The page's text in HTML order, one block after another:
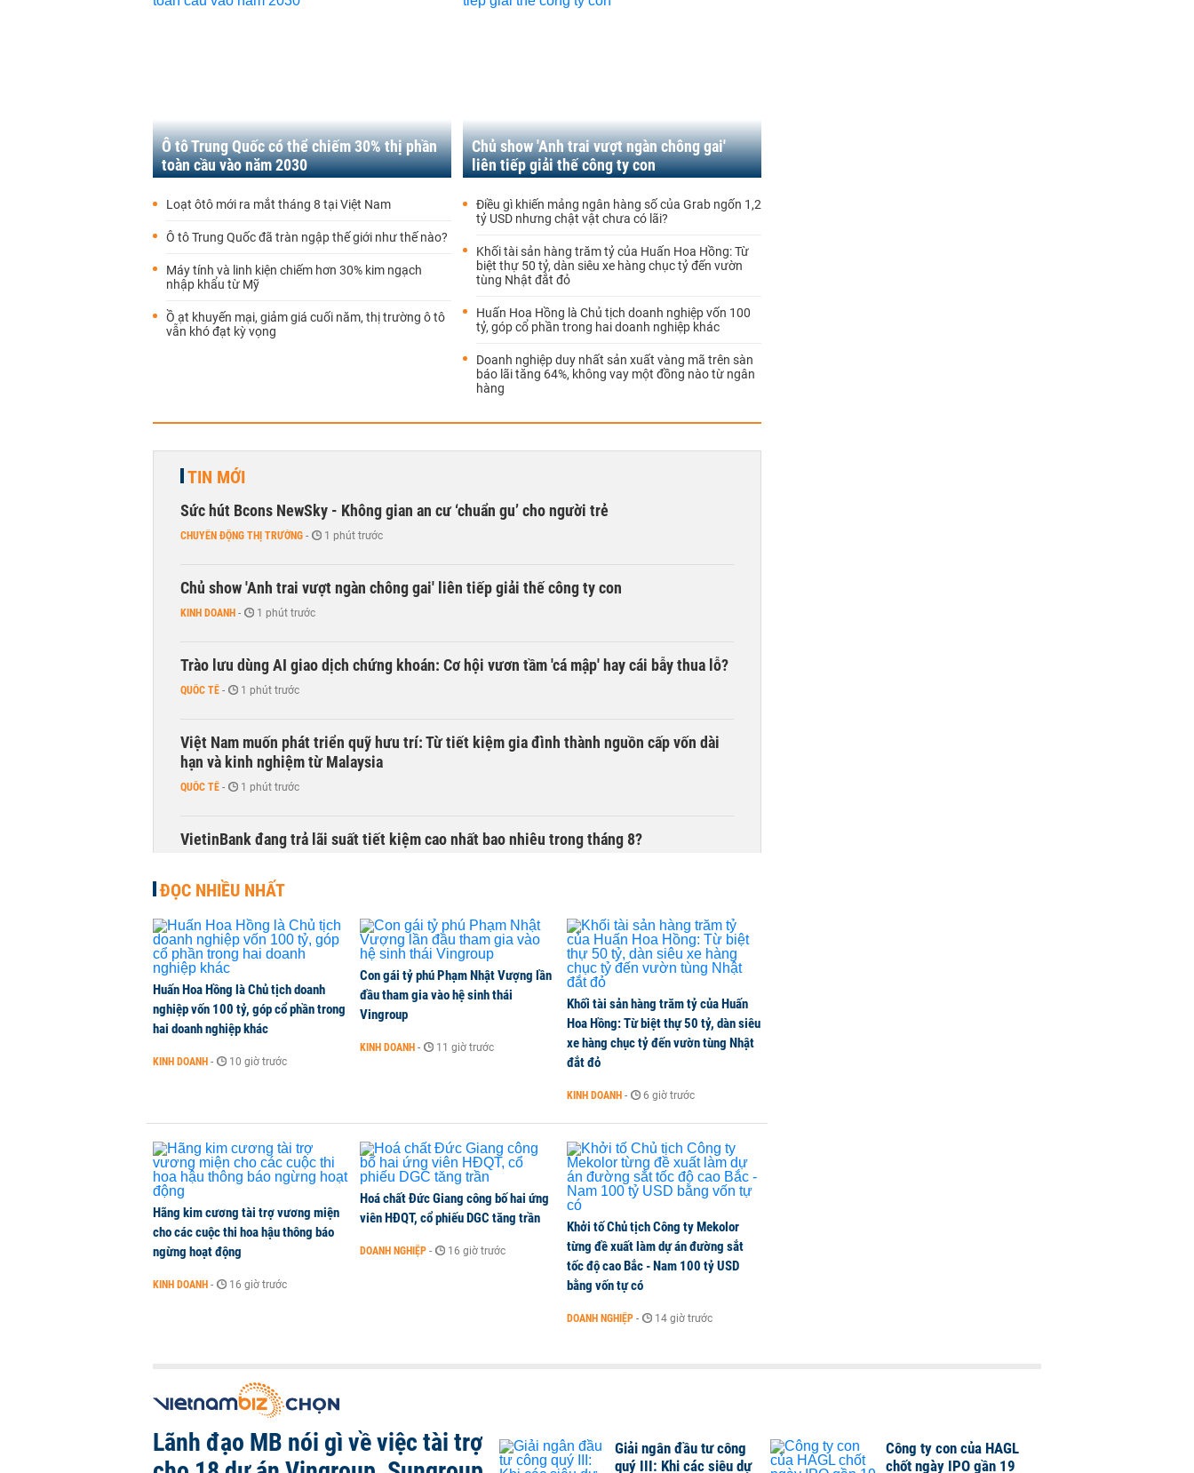
Ô tô Trung Quốc có thể chiếm 30% thị phần
toàn cầu vào năm 2030
Loạt ôtô mới ra mắt tháng 8 tại Việt Nam
Ô tô Trung Quốc đã tràn ngập thế giới như thế nào?
Máy tính và linh kiện chiếm hơn 30% kim ngạch
nhập khẩu từ Mỹ
Ồ ạt khuyến mại, giảm giá cuối năm, thị trường ô tô
vẫn khó đạt kỳ vọng
Chủ show 'Anh trai vượt ngàn chông gai'
liên tiếp giải thế công ty con
Điều gì khiến mảng ngân hàng số của Grab ngốn 1,2
tỷ USD nhưng chật vật chưa có lãi?
Khối tài sản hàng trăm tỷ của Huấn Hoa Hồng: Từ
biệt thự 50 tỷ, dàn siêu xe hàng chục tỷ đến vườn
tùng Nhật đắt đỏ
Huấn Hoa Hồng là Chủ tịch doanh nghiệp vốn 100
tỷ, góp cổ phần trong hai doanh nghiệp khác
Doanh nghiệp duy nhất sản xuất vàng mã trên sàn
báo lãi tăng 64%, không vay một đồng nào từ ngân
hàng
TIN MỚI
Sức hút Bcons NewSky - Không gian an cư ‘chuẩn gu’ cho người trẻ
CHUYỂN ĐỘNG THỊ TRƯỜNG - 1 phút trước
Chủ show 'Anh trai vượt ngàn chông gai' liên tiếp giải thế công ty con
KINH DOANH - 1 phút trước
Trào lưu dùng AI giao dịch chứng khoán: Cơ hội vươn tầm 'cá mập' hay cái bẫy thua lỗ?
QUỐC TẾ - 1 phút trước
Việt Nam muốn phát triển quỹ hưu trí: Từ tiết kiệm gia đình thành nguồn cấp vốn dài
hạn và kinh nghiệm từ Malaysia
QUỐC TẾ - 1 phút trước
VietinBank đang trả lãi suất tiết kiệm cao nhất bao nhiêu trong tháng 8?
Điều gì khiến mảng ngân hàng số của Grab ngốn 1,2 tỷ USD nhưng chật vật chưa có
lãi?
KINH DOANH 1 phút trước
Quy mô quỹ PYN Elite giảm hơn 2.100 tỷ đồng sau tháng 7 ‘tồi tệ’
CHỨNG KHOÁN
Phía sau một Đà Nẵng đáng sống: Điều gì đang tạo nên sức hút của đô thị biển?
ĐỌC NHIỀU NHẤT
Huấn Hoa Hồng là Chủ tịch doanh
nghiệp vốn 100 tỷ, góp cổ phần trong
hai doanh nghiệp khác
KINH DOANH - 10 giờ trước
Con gái tỷ phú Phạm Nhật Vượng lần
đầu tham gia vào hệ sinh thái
Vingroup
KINH DOANH - 11 giờ trước
Khối tài sản hàng trăm tỷ của Huấn
Hoa Hồng: Từ biệt thự 50 tỷ, dàn siêu
xe hàng chục tỷ đến vườn tùng Nhật
đắt đỏ
KINH DOANH - 6 giờ trước
Hãng kim cương tài trợ vương miện
cho các cuộc thi hoa hậu thông báo
ngừng hoạt động
KINH DOANH - 16 giờ trước
Hoá chất Đức Giang công bố hai ứng
viên HĐQT, cổ phiếu DGC tăng trần
DOANH NGHIỆP - 16 giờ trước
Khởi tố Chủ tịch Công ty Mekolor
từng đề xuất làm dự án đường sắt
tốc độ cao Bắc - Nam 100 tỷ USD
bằng vốn tự có
DOANH NGHIỆP - 14 giờ trước
Lãnh đạo MB nói gì về việc tài trợ
Giải ngân đầu tư công
quý III: Khi các siêu dự
Công ty con của HAGL
chốt ngày IPO gần 19